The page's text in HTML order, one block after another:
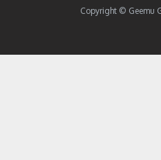
Copyright © Geemu